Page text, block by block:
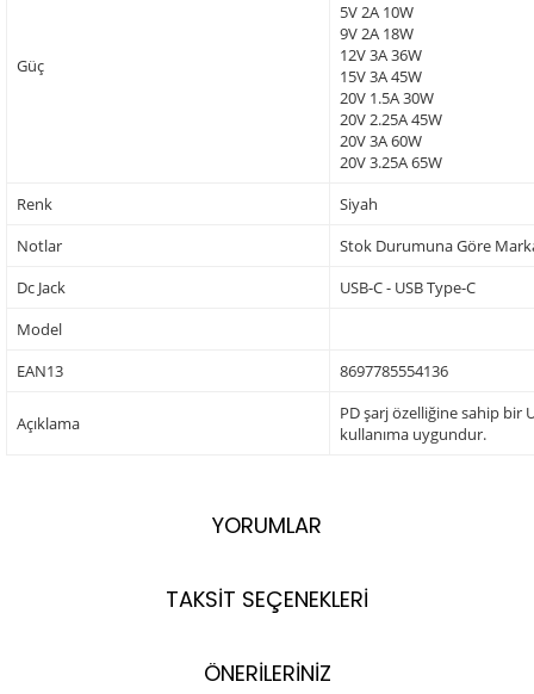
Güç
5V 2A 10W
9V 2A 18W
12V 3A 36W
15V 3A 45W
20V 1.5A 30W
20V 2.25A 45W
20V 3A 60W
20V 3.25A 65W
Renk
Siyah
Notlar
Stok Durumuna Göre
Dc Jack
USB-C - USB Type-C
Model
EAN13
8697785554136
Açıklama
PD şarj özelliğine sahip bir
kullanıma uygundur.
YORUMLAR
TAKSİT SEÇENEKLERİ
ÖNERİLERİNİZ